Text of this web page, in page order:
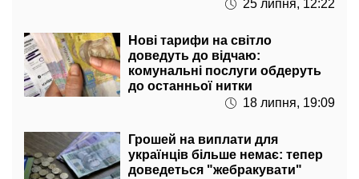
Нові тарифи на світло
комунальні послуги обдеруть
до останньої нитки
18 липня, 19:09
Грошей на виплати для
доведеться "жебракувати"
17 липня, 19:09